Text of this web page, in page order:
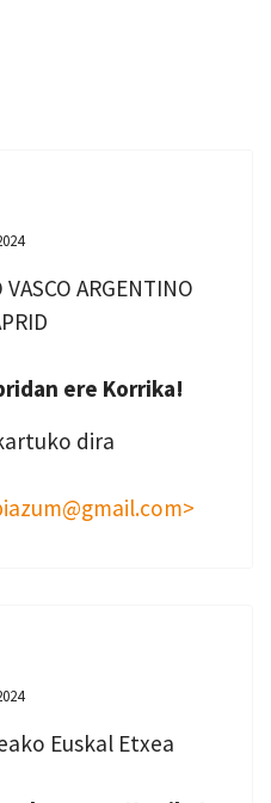
ARGENTINO
ere Korrika!
dira
Euskal Etxea